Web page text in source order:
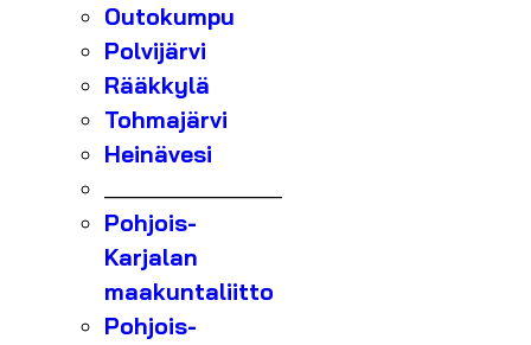
Outokumpu
Polvijärvi
Rääkkylä
Tohmajärvi
Heinävesi
Pohjois-
Karjalan
maakuntaliitto
Pohjois-